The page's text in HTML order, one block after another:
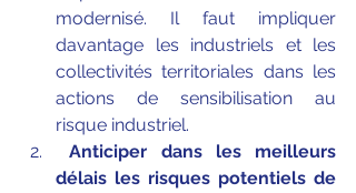
modernisé. Il faut impliquer
davantage les industriels et les
collectivités territoriales dans les
actions de sensibilisation au
risque industriel.
Anticiper dans les meilleurs
délais les risques potentiels de